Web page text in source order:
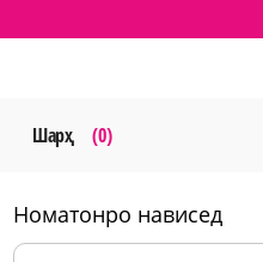
Шарҳ (0)
номатонро нависед